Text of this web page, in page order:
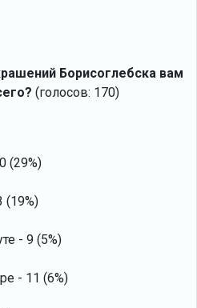
Борисоглебска вам
(голосов: 170)
(29%)
(19%)
- 9 (5%)
- 11 (6%)